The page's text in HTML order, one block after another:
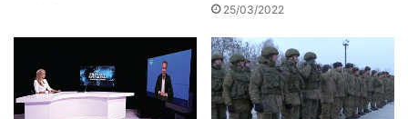
25/03/2022